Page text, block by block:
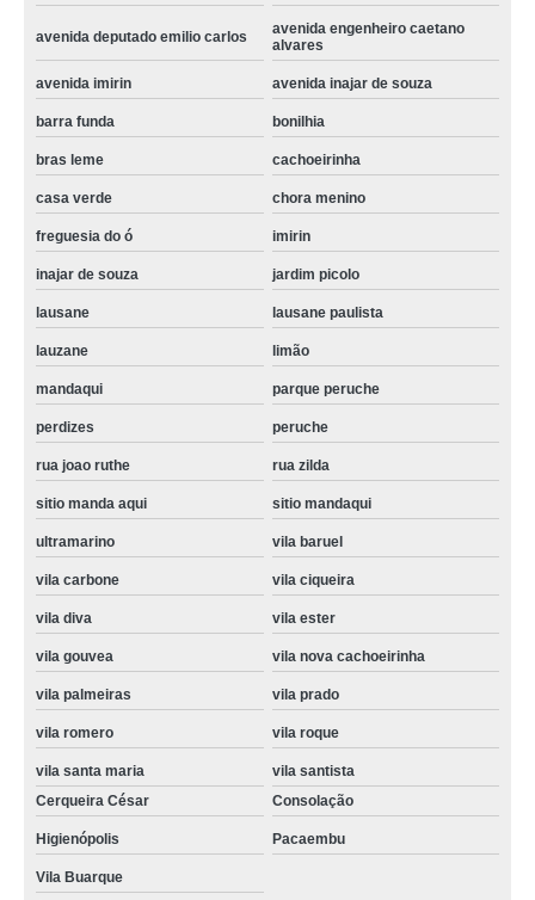
valor de manutenção de freezer vertical lauzane
avenida deputado emilio carlos
avenida engenheiro caetano
alvares
avenida imirin avenida inajar de souza
barra funda bonilhia
bras leme cachoeirinha
casa verde chora menino
freguesia do ó imirin
inajar de souza jardim picolo
lausane lausane paulista
lauzane limão
mandaqui parque peruche
perdizes peruche
rua joao ruthe rua zilda
sitio manda aqui sitio mandaqui
ultramarino vila baruel
vila carbone vila ciqueira
vila diva vila ester
vila gouvea vila nova cachoeirinha
vila palmeiras vila prado
vila romero vila roque
vila santa maria
vila santista
Cerqueira César
Consolação
Higienópolis Pacaembu
Vila Buarque